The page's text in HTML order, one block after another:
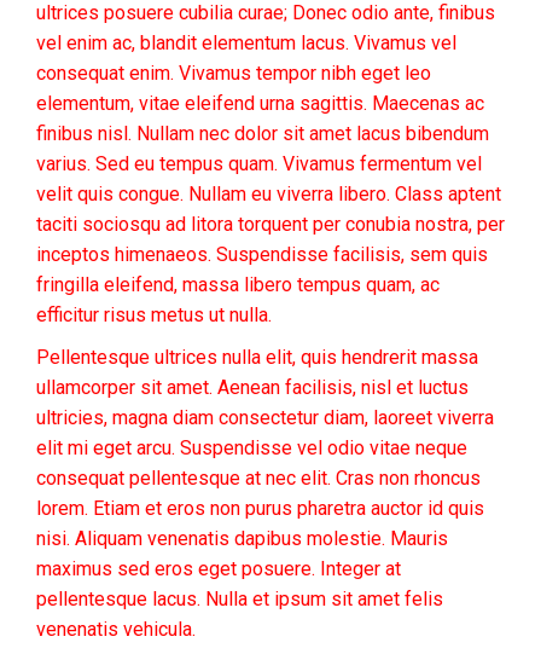
ultrices posuere cubilia curae; Donec odio ante, finibus
vel enim ac, blandit elementum lacus. Vivamus vel
consequat enim. Vivamus tempor nibh eget leo
elementum, vitae eleifend urna sagittis. Maecenas ac
finibus nisl. Nullam nec dolor sit amet lacus bibendum
varius. Sed eu tempus quam. Vivamus fermentum vel
velit quis congue. Nullam eu viverra libero. Class aptent
taciti sociosqu ad litora torquent per conubia nostra, per
inceptos himenaeos. Suspendisse facilisis, sem quis
fringilla eleifend, massa libero tempus quam, ac
efficitur risus metus ut nulla.
Pellentesque ultrices nulla elit, quis hendrerit massa
ullamcorper sit amet. Aenean facilisis, nisl et luctus
ultricies, magna diam consectetur diam, laoreet viverra
elit mi eget arcu. Suspendisse vel odio vitae neque
consequat pellentesque at nec elit. Cras non rhoncus
lorem. Etiam et eros non purus pharetra auctor id quis
nisi. Aliquam venenatis dapibus molestie. Mauris
maximus sed eros eget posuere. Integer at
pellentesque lacus. Nulla et ipsum sit amet felis
venenatis vehicula.